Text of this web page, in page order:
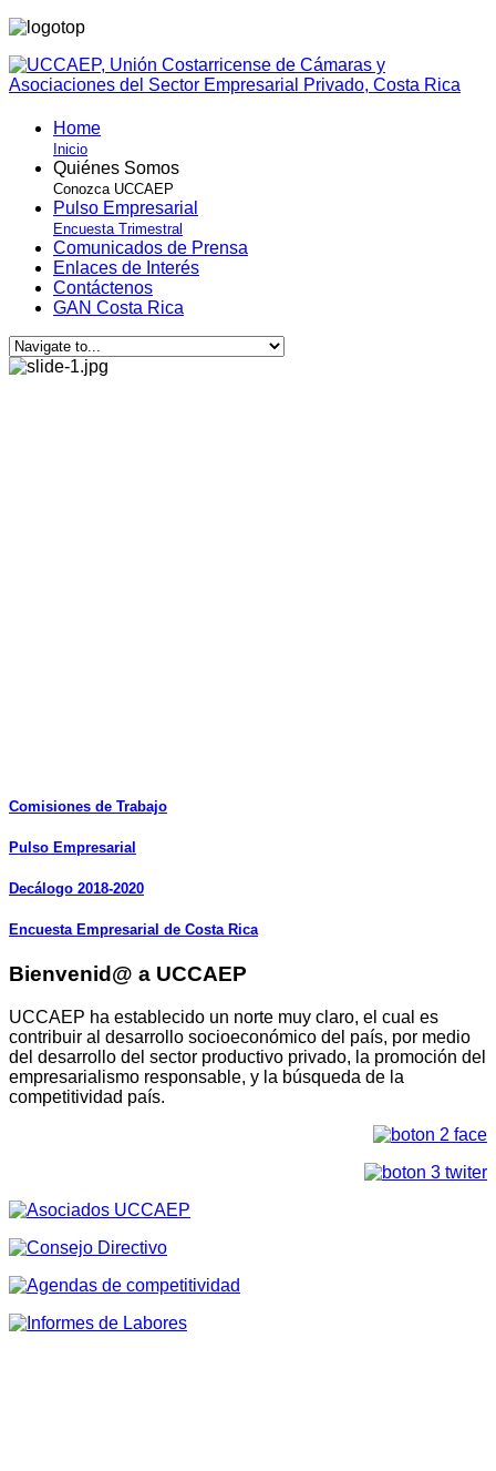
Home
Inicio
Quiénes Somos
Conozca UCCAEP
Pulso Empresarial
Encuesta Trimestral
Comunicados de Prensa
Enlaces de Interés
Contáctenos
GAN Costa Rica
Comisiones de Trabajo
Pulso Empresarial
Decálogo 2018-2020
Encuesta Empresarial de Costa Rica
Bienvenid@ a UCCAEP
UCCAEP ha establecido un norte muy claro, el cual es
contribuir al desarrollo socioeconómico del país, por medio
del desarrollo del sector productivo privado, la promoción del
empresarialismo responsable, y la búsqueda de la
competitividad país.